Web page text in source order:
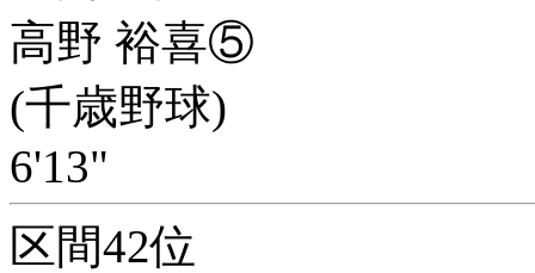
高野 裕喜⑤
(千歳野球)
6'13"
区間42位